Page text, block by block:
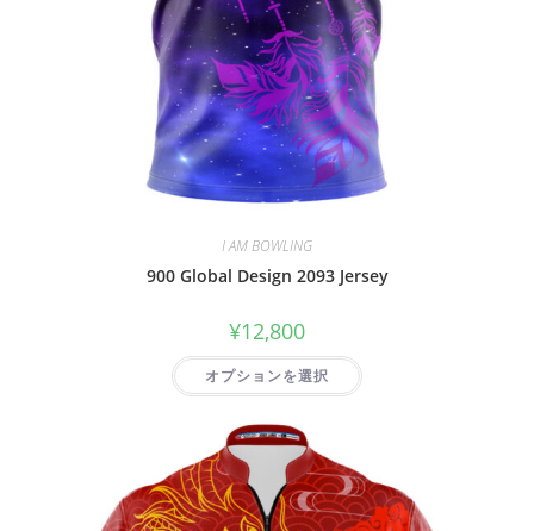
I AM BOWLING
900 Global Design 2093 Jersey
¥12,800
オプションを選択